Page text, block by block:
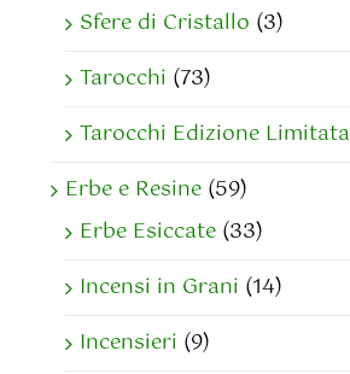
Sfere di Cristallo (3)
Tarocchi (73)
Tarocchi Edizione Limitata
Erbe e Resine (59)
Erbe Esiccate (33)
Incensi in Grani (14)
Incensieri (9)